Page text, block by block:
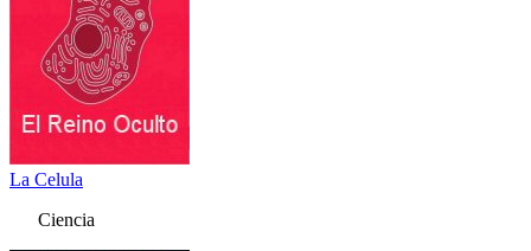
La Celula
Ciencia